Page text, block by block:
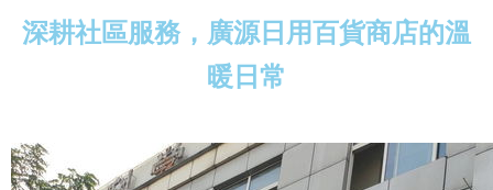
深耕社區服務，廣源日用百貨商店的溫
暖日常